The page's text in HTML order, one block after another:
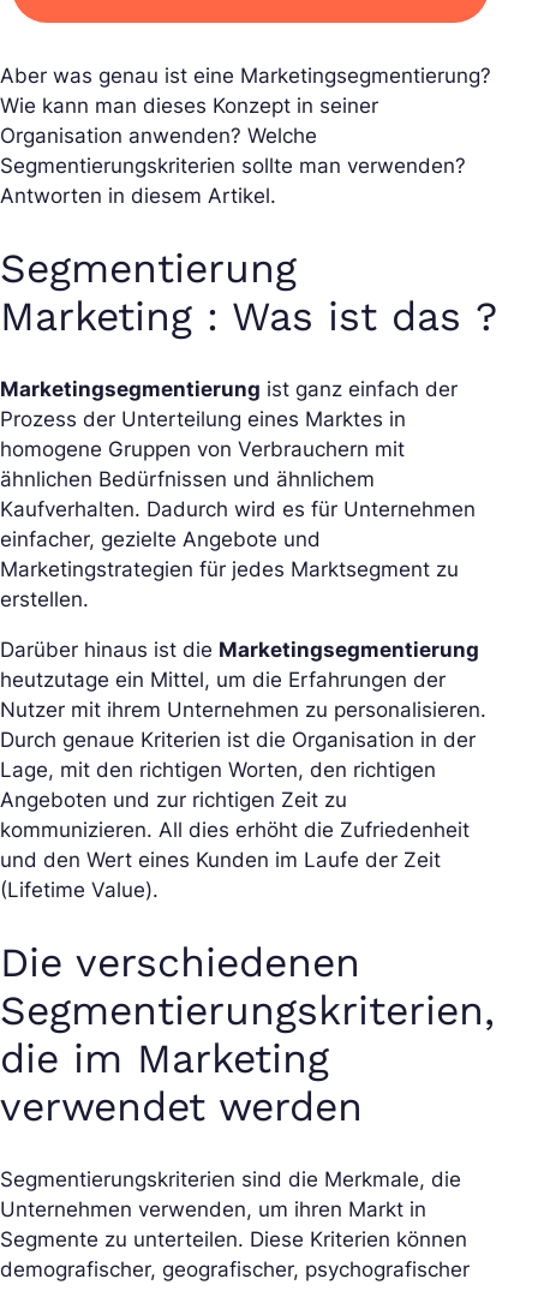
Aber was genau ist eine Marketingsegmentierung?
Wie kann man dieses Konzept in seiner
Organisation anwenden? Welche
Segmentierungskriterien sollte man verwenden?
Antworten in diesem Artikel.
Segmentierung
Marketing : Was ist das ?
Marketingsegmentierung ist ganz einfach der
Prozess der Unterteilung eines Marktes in
homogene Gruppen von Verbrauchern mit
ähnlichen Bedürfnissen und ähnlichem
Kaufverhalten. Dadurch wird es für Unternehmen
einfacher, gezielte Angebote und
Marketingstrategien für jedes Marktsegment zu
erstellen.
Darüber hinaus ist die Marketingsegmentierung
heutzutage ein Mittel, um die Erfahrungen der
Nutzer mit ihrem Unternehmen zu personalisieren.
Durch genaue Kriterien ist die Organisation in der
Lage, mit den richtigen Worten, den richtigen
Angeboten und zur richtigen Zeit zu
kommunizieren. All dies erhöht die Zufriedenheit
und den Wert eines Kunden im Laufe der Zeit
(Lifetime Value).
Die verschiedenen
Segmentierungskriterien,
die im Marketing
verwendet werden
Segmentierungskriterien sind die Merkmale, die
Unternehmen verwenden, um ihren Markt in
Segmente zu unterteilen. Diese Kriterien können
demografischer, geografischer, psychografischer